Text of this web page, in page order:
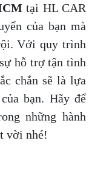
tại HL CAR
của bạn mà
Với quy trình
hỗ trợ tận tình
chắn sẽ là lựa
bạn. Hãy để
những hành
vời nhé!